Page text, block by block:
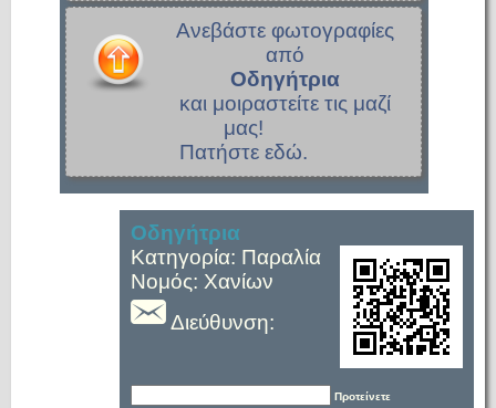
Ανεβάστε φωτογραφίες
από
Οδηγήτρια
και μοιραστείτε τις μαζί
μας!
Πατήστε εδώ.
Οδηγήτρια
Κατηγορία: Παραλία
Νομός: Χανίων
Διεύθυνση:
Προτείνετε